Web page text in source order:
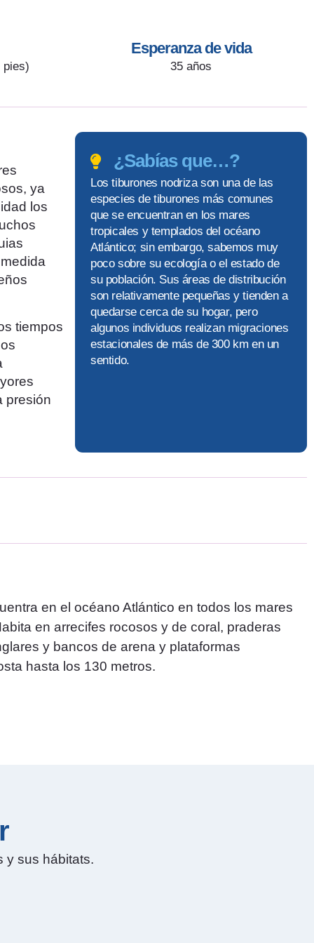
pies)
Esperanza de vida
35 años
ya
los
tiempos
presión
¿Sabías que…?
Los tiburones nodriza son una de las
especies de tiburones más comunes
que se encuentran en los mares
tropicales y templados del océano
Atlántico; sin embargo, sabemos muy
poco sobre su ecología o el estado de
su población. Sus áreas de distribución
son relativamente pequeñas y tienden a
quedarse cerca de su hogar, pero
algunos individuos realizan migraciones
estacionales de más de 300 km en un
sentido.
en el océano Atlántico en todos los mares
en arrecifes rocosos y de coral, praderas
y bancos de arena y plataformas
hasta los 130 metros.
y sus hábitats.